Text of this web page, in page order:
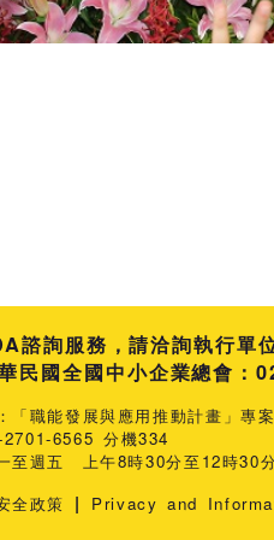
諮詢服務，請洽詢執行單
民國全國中小企業總會：
「職能發展與應用推動計畫」專
2701-6565 分機334
至週五 上午8時30分至12時30
全政策 | Privacy and